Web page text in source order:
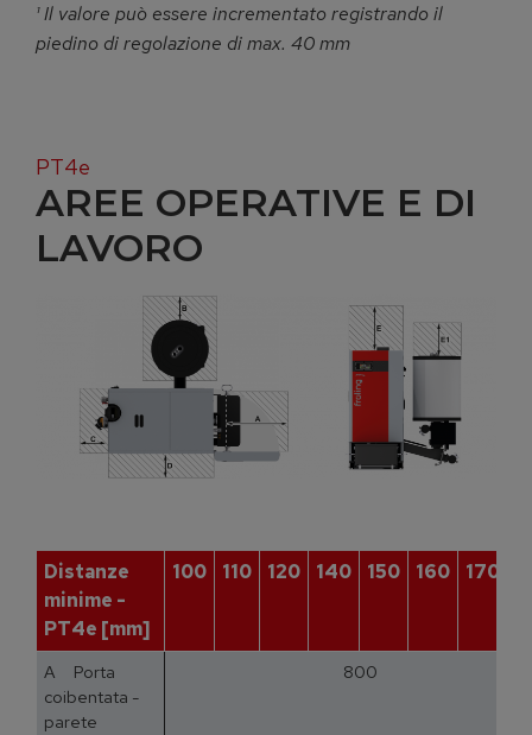
¹ Il valore può essere incrementato registrando il
piedino di regolazione di max. 40 mm
PT4e
AREE OPERATIVE E DI
LAVORO
Distanze
minime -
PT4e [mm]
100 110 120 140 150 160 170
A Porta
coibentata -
parete
800